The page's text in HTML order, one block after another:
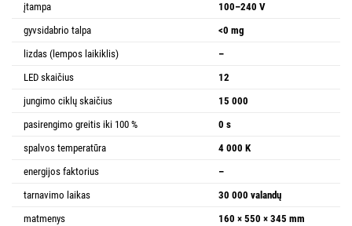
įtampa
100–240 V
gyvsidabrio talpa
<0 mg
lizdas (lempos laikiklis)
–
LED skaičius
12
jungimo ciklų skaičius
15 000
pasirengimo greitis iki 100 %
0 s
spalvos temperatūra
4 000 K
energijos faktorius
–
tarnavimo laikas
30 000 valandų
matmenys
160 × 550 × 345 mm